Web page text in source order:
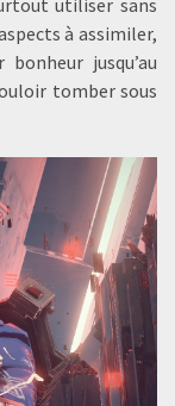
utiliser sans
à assimiler,
jusqu’au
tomber sous